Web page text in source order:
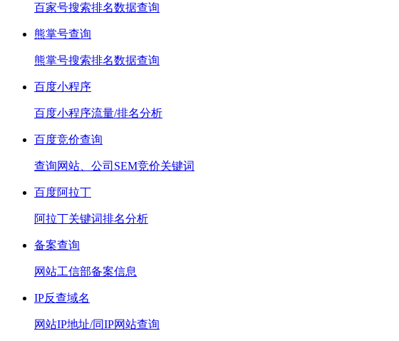
百家号搜索排名数据查询
熊掌号查询
熊掌号搜索排名数据查询
百度小程序
百度小程序流量/排名分析
百度竞价查询
查询网站、公司SEM竞价关键词
百度阿拉丁
阿拉丁关键词排名分析
备案查询
网站工信部备案信息
IP反查域名
网站IP地址/同IP网站查询